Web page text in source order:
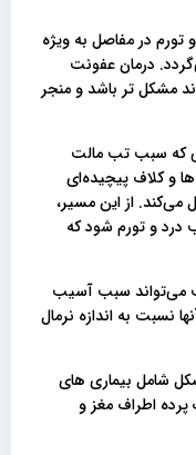
در مفاصل به ویژه
درمان عفونت
مشکل تر باشد و منجر
که سبب تب مالت
و کلاف پیچیده‌ای
می‌کند. از این مسیر،
و تورم شود که
می‌تواند سبب آسیب
نسبت به اندازه نرمال
شامل بیماری های
پرده اطراف مغز و